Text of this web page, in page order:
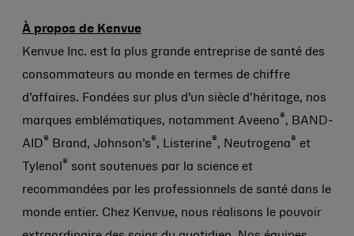
À propos de Kenvue
Kenvue Inc. est la plus grande entreprise de santé des
consommateurs au monde en termes de chiffre
d’affaires. Fondées sur plus d’un siècle d’héritage, nos
marques emblématiques, notamment Aveeno ® , BAND-
AID ® Brand, Johnson’s ® , Listerine® , Neutrogena ® et
Tylenol ® sont soutenues par la science et
recommandées par les professionnels de santé dans le
monde entier. Chez Kenvue, nous réalisons le pouvoir